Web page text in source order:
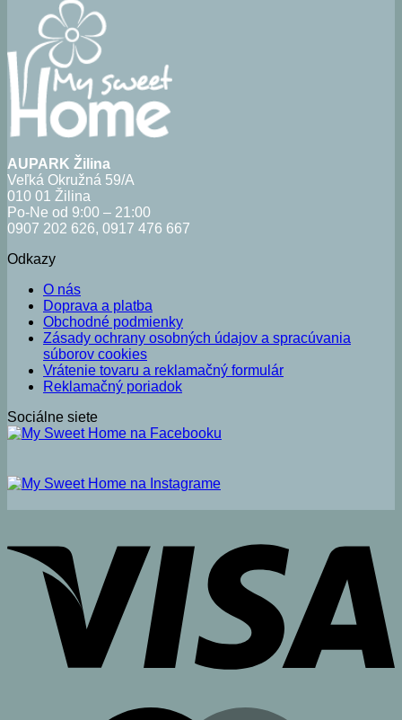
AUPARK Žilina
Veľká Okružná 59/A
010 01 Žilina
Po-Ne od 9:00 – 21:00
0907 202 626, 0917 476 667
Odkazy
O nás
Doprava a platba
Obchodné podmienky
Zásady ochrany osobných údajov a spracúvania
súborov cookies
Vrátenie tovaru a reklamačný formulár
Reklamačný poriadok
Sociálne siete